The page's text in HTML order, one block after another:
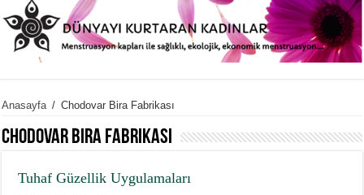
Anasayfa / Chodovar Bira Fabrikası
Chodovar Bira Fabrikası
Tuhaf Güzellik Uygulamaları